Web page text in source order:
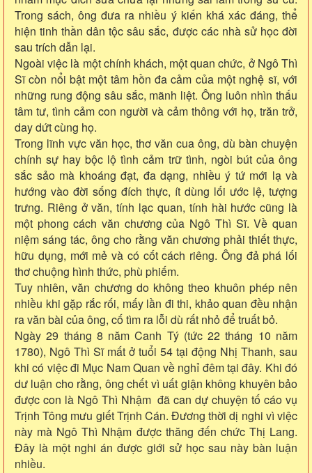
Trong sách, ông đưa ra nhiều ý kiến khá xác đáng, thể
hiện tinh thần dân tộc sâu sắc, được các nhà sử học đời
sau trích dẫn lại.
Ngoài việc là một chính khách, một quan chức, ở Ngô Thì
Sĩ còn nổi bật một tâm hồn đa cảm của một nghệ sĩ, với
những rung động sâu sắc, mãnh liệt. Ông luôn nhìn thấu
tâm tư, tình cảm con người và cảm thông với họ, trăn trở,
day dứt cùng họ.
Trong lĩnh vực văn học, thơ văn cua ông, dù bàn chuyện
chính sự hay bộc lộ tình cảm trữ tình, ngòi bút của ông
sắc sảo mà khoáng đạt, đa dạng, nhiều ý tứ mới lạ và
hướng vào đời sống đích thực, ít dùng lối ước lệ, tượng
trưng. Riêng ở văn, tính lạc quan, tính hài hước cũng là
một phong cách văn chương của Ngô Thì Sĩ. Về quan
niệm sáng tác, ông cho rằng văn chương phải thiết thực,
hữu dụng, mới mẻ và có cốt cách riêng. Ông đả phá lối
thơ chuộng hình thức, phù phiếm.
Tuy nhiên, văn chương do không theo khuôn phép nên
nhiều khi gặp rắc rối, mấy lần đi thi, khảo quan đều nhận
ra văn bài của ông, cố tìm ra lỗi dù rất nhỏ để truất bỏ.
Ngày 29 tháng 8 năm Canh Tý (tức 22 tháng 10 năm
1780), Ngô Thì Sĩ mất ở tuổi 54 tại động Nhị Thanh, sau
khi có việc đi Mục Nam Quan về nghỉ đêm tại đây. Khi đó
dư luận cho rằng, ông chết vì uất giận không khuyên bảo
được con là Ngô Thì Nhậm đã can dự chuyện tố cáo vụ
Trịnh Tông mưu giết Trịnh Cán. Đương thời dị nghi vì việc
này mà Ngô Thì Nhậm được thăng đến chức Thị Lang.
Đây là một nghi án được giới sử học sau này bàn luận
nhiều.